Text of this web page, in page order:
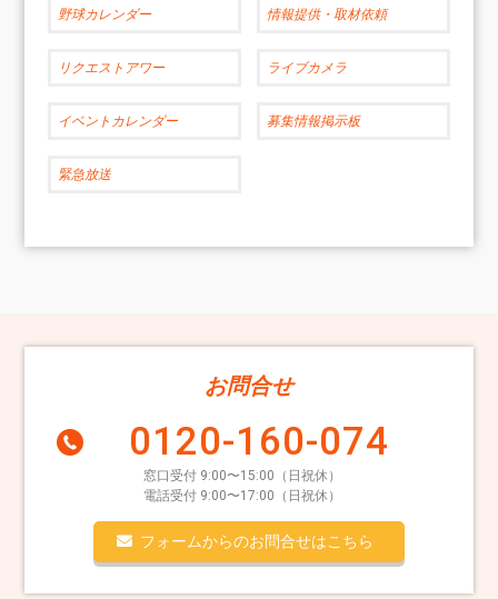
野球カレンダー 情報提供・取材依頼
リクエストアワー ライブカメラ
イベントカレンダー 募集情報掲示板
緊急放送
お問合せ
0120-160-074
窓口受付 9:00〜15:00（日祝休）
電話受付 9:00〜17:00（日祝休）
フォームからのお問合せはこちら